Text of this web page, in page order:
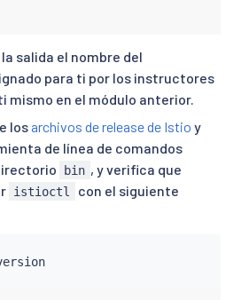
salida el nombre del
para ti por los instructores
mismo en el módulo anterior.
los archivos de release de Istio y
de línea de comandos
bin , y verifica que
istioctl
con el siguiente
version